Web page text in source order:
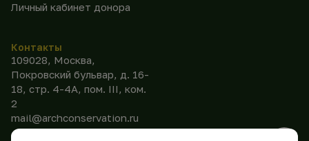
Личный кабинет донора
Контакты
109028, Москва,
Покровский бульвар, д. 16-
18, стр. 4-4А, пом. III, ком.
2
mail@archconservation.ru